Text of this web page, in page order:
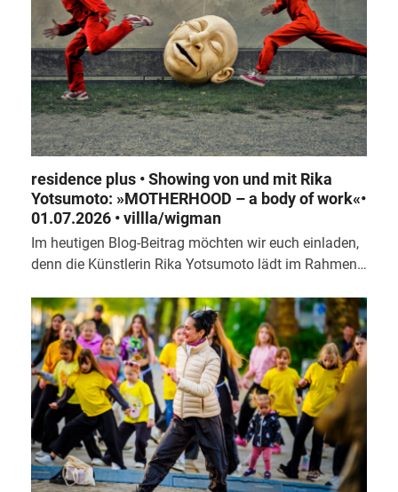
residence plus • Showing von und mit Rika
Yotsumoto: »MOTHERHOOD – a body of work«•
01.07.2026 • villla/wigman
Im heutigen Blog-Beitrag möchten wir euch einladen,
denn die Künstlerin Rika Yotsumoto lädt im Rahmen…